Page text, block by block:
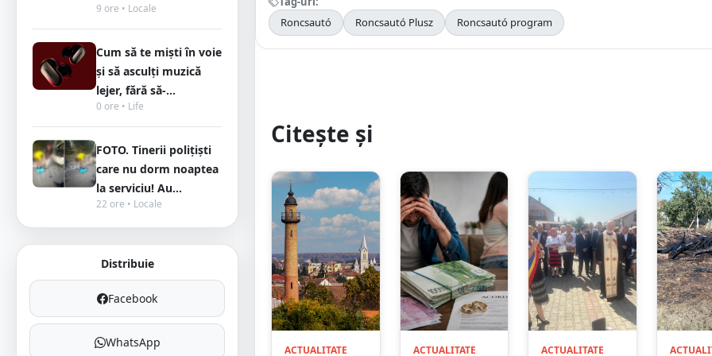
9 ore • Locale
Cum să te miști în voie
și să asculți muzică
lejer, fără să-...
0 ore • Life
FOTO. Tinerii polițiști
care nu dorm noaptea
la serviciu! Au...
22 ore • Locale
Distribuie
Facebook
WhatsApp
Roncsautó
Roncsautó Plusz Roncsautó program
Citește și
ACTUALITATE ACTUALITATE ACTUALITATE